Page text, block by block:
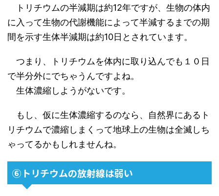
トリチウムの半減期は約12年ですが、生物の体内
に入って生物の代謝機能によって半減するまでの期
間を示す生体半減期は約10日とされています。
つまり、トリチウムを体内に取り込んでも１０日
で半分外にでちゃうんですよね。
生体濃縮しようがないです。
もし、仮に生体濃縮するのなら、自然界にあるト
リチウムで濃縮しまくって地球上の生物は全滅しち
ゃってるかもしれませんね。
⑥トリチウムの放射線は弱い